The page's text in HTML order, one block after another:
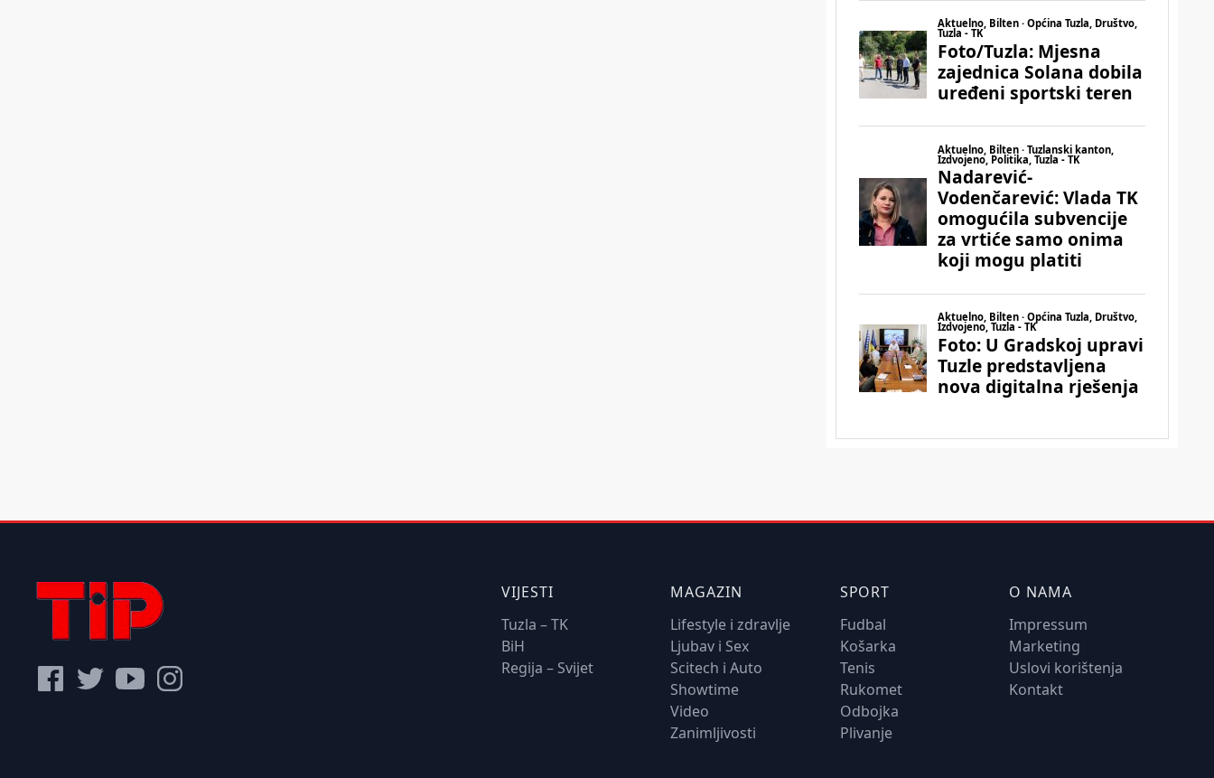
VIJESTI
Tuzla – TK
BiH
Regija – Svijet
MAGAZIN
Lifestyle i zdravlje
Ljubav i Sex
Scitech i Auto
Showtime
Video
Zanimljivosti
SPORT
Fudbal
Košarka
Tenis
Rukomet
Odbojka
Plivanje
O NAMA
Impressum
Marketing
Uslovi korištenja
Kontakt